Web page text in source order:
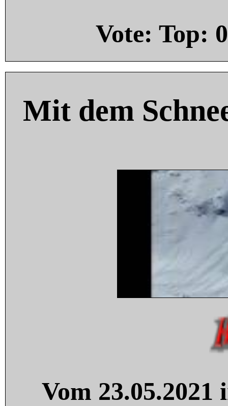
Vote: Top: 0
Mit dem
Vom